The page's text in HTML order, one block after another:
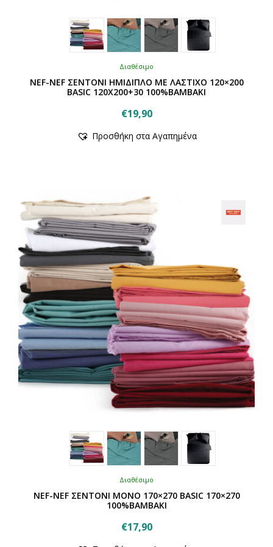
Διαθέσιμο
NEF-NEF ΣΕΝΤΟΝΙ ΗΜΙΔΙΠΛΟ ΜΕ ΛΑΣΤΙΧΟ 120×200
BASIC 120Χ200+30 100%ΒΑΜΒΑΚΙ
€19,90
το
Οι
επιλογές
μπορούν
να
επιλεγούν
στη
σελίδα
του
προϊόντος
Προσθήκη στα Αγαπημένα
Διαθέσιμο
NEF-NEF ΣΕΝΤΟΝΙ ΜΟΝΟ 170×270 BASIC 170×270
100%ΒΑΜΒΑΚΙ
€17,90